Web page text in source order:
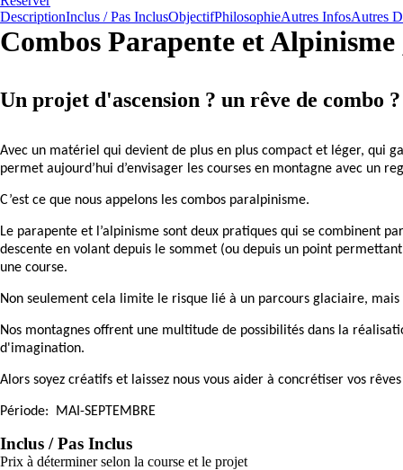
DescriptionInclus / Pas InclusObjectifPhilosophieAutres InfosAutres
Combos Parapente et
Un projet d'ascension ? un rêve de combo
Avec un matériel qui devient de plus en plus compact et léger, qui
permet aujourd’hui d’envisager les courses en montagne avec un
C’est ce que nous appelons les combos paralpinisme.
Le parapente et l’alpinisme sont deux pratiques qui se combinent
descente en volant depuis le sommet (ou depuis un point
une course.
Non seulement cela limite le risque lié à un parcours glaciaire,
Nos montagnes offrent une multitude de possibilités dans la
d'imagination.
Alors soyez créatifs et laissez nous vous aider à concrétiser vos rêves
Période: MAI-SEPTEMBRE
Inclus / Pas Inclus
Prix à déterminer selon la course et le projet